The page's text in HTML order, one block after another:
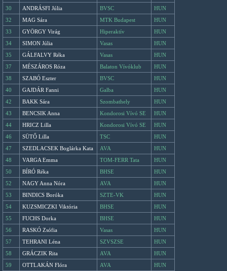
30
ANDRÁSFI Júlia BVSC
HUN
32
MAG Sára MTK Budapest
HUN
33
GYÖRGY Virág Hiperaktív
HUN
34
SIMON Júlia Vasas
HUN
35
GÁLFALVY Réka Vasas
HUN
37
MÉSZÁROS Róza Balaton Vívóklub
HUN
38
SZABÓ Eszter BVSC
HUN
40
GAJDÁR Fanni Galba
HUN
42
BAKK Sára Szombathely
HUN
43
BENCSIK Anna Kondorosi Vívó SE
HUN
44
HRICZ Lilla Kondorosi Vívó SE
HUN
46
SÜTŐ Lilla TSC
HUN
47
SZEDLACSEK Boglárka Kata AVA
HUN
48
VARGA Emma TOM-FERR Tata
HUN
50
BÍRÓ Réka BHSE
HUN
52
NAGY Anna Nóra AVA
HUN
53
BINDICS Boróka SZTE-VK
HUN
54
KUZSMICZKI Viktória BHSE
HUN
55
FUCHS Dorka BHSE
HUN
56
RASKÓ Zsófia Vasas
HUN
57
TEHRANI Léna SZVSZSE
HUN
58
GRÁCZIK Rita AVA
HUN
59
OTTLAKÁN Flóra AVA HUN